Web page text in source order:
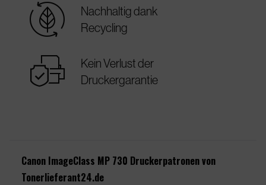
sustainable
Nachhaltig dank
Recycling
warranty
Kein Verlust der
Druckergarantie
Canon ImageClass MP 730 Druckerpatronen von
Tonerlieferant24.de